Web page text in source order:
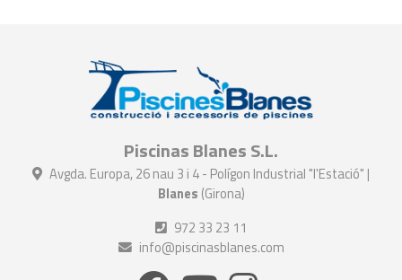
Piscinas Blanes S.L.
Avgda. Europa, 26 nau 3 i 4 - Polígon Industrial "l'Estació" |
Blanes (Girona)
972 33 23 11
info@piscinasblanes.com